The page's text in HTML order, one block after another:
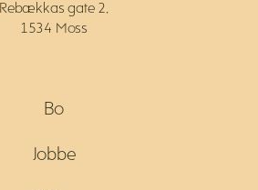
Rebækkas gate 2,
1534 Moss
Bo
Jobbe